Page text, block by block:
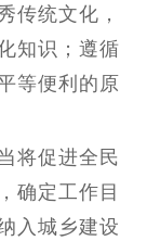
传统文化，
知识；遵循
等便利的原
将促进全民
确定工作目
入城乡建设